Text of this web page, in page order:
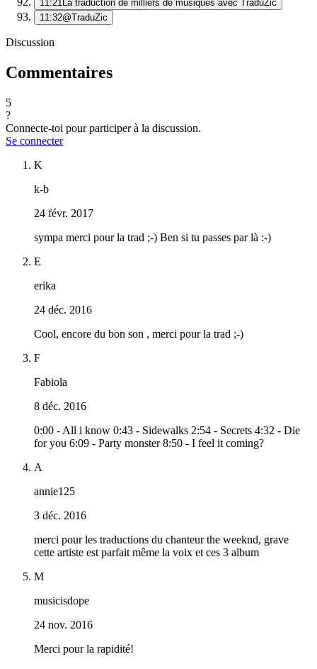
11:21La traduction de milliers de musiques avec TraduZic
11:32@TraduZic
Discussion
Commentaires
5
?
Connecte-toi pour participer à la discussion.
Se connecter
K
k-b
24 févr. 2017
sympa merci pour la trad ;-) Ben si tu passes par là :-)
E
erika
24 déc. 2016
Cool, encore du bon son , merci pour la trad ;-)
F
Fabiola
8 déc. 2016
0:00 - All i know 0:43 - Sidewalks 2:54 - Secrets 4:32 - Die
for you 6:09 - Party monster 8:50 - I feel it coming?
A
annie125
3 déc. 2016
merci pour les traductions du chanteur the weeknd, grave
cette artiste est parfait même la voix et ces 3 album
M
musicisdope
24 nov. 2016
Merci pour la rapidité!